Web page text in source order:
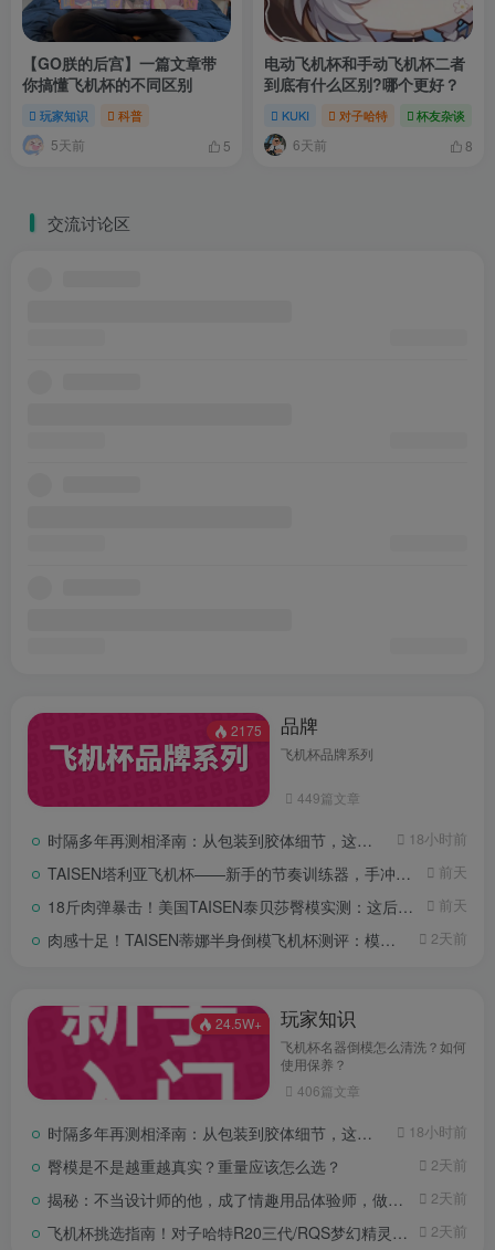
【GO朕的后宫】一篇文章带
你搞懂飞机杯的不同区别
玩家知识 科普
5天前 5
电动飞机杯和手动飞机杯二者
到底有什么区别?哪个更好？
KUKI 对子哈特 杯友杂谈
6天前 8
交流讨论区
2175 品牌
飞机杯品牌系列
449篇文章
时隔多年再测相泽南：从包装到胶体细节，这款经典款还值得入手吗？ 18小时前
TAISEN塔利亚飞机杯——新手的节奏训练器，手冲到器具的平稳过渡 前天
18斤肉弹暴击！美国TAISEN泰贝莎臀模实测：这后入声，谁听谁缴械？ 前天
肉感十足！TAISEN蒂娜半身倒模飞机杯测评：模拟真人实战体验？ 2天前
24.5W+ 玩家知识
飞机杯名器倒模怎么清洗？如何
使用保养？
406篇文章
时隔多年再测相泽南：从包装到胶体细节，这款经典款还值得入手吗？ 18小时前
臀模是不是越重越真实？重量应该怎么选？ 2天前
揭秘：不当设计师的他，成了情趣用品体验师，做成人用品体验10年+ 2天前
飞机杯挑选指南！对子哈特R20三代/RQS梦幻精灵/LoveFactor御神子/GO朕的后宫/Tomax 2天前